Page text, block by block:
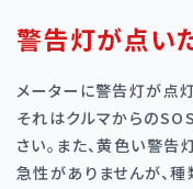
警告灯が点い
メーターに警告灯が点
それはクルマからの
さい。また、黄色い警
急性がありませんが、